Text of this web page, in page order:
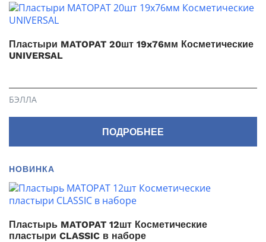
Пластыри MATOPAT 20шт 19x76мм Косметические
UNIVERSAL
БЭЛЛА
ПОДРОБНЕЕ
НОВИНКА
Пластырь MATOPAT 12шт Косметические
пластыри CLASSIC в наборе